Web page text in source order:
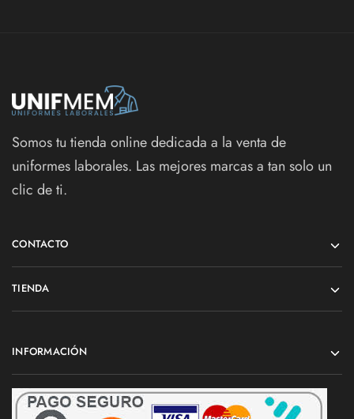
Somos tu tienda online dedicada a la venta de
uniformes laborales. Las mejores marcas a tan solo un
clic de ti.
CONTACTO
TIENDA
INFORMACIÓN